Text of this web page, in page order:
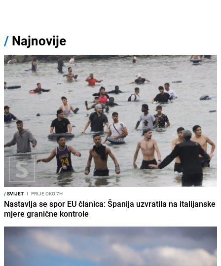
/ Najnovije
/SVIJET I PRIJE OKO 7H
Nastavlja se spor EU članica: Španija uzvratila na italijanske
mjere granične kontrole